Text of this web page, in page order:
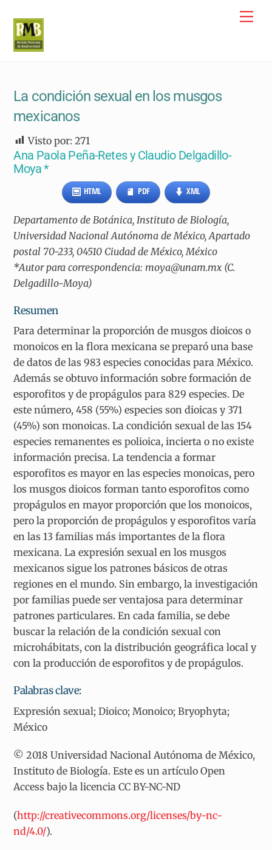
content
La condición sexual en los musgos
mexicanos
Visto por: 271
Ana Paola Peña-Retes y Claudio Delgadillo-
Moya *
HTML PDF XML
Departamento de Botánica, Instituto de Biología,
Universidad Nacional Autónoma de México, Apartado
postal 70-233, 04510 Ciudad de México, México
*Autor para correspondencia: moya@unam.mx (C.
Delgadillo-Moya)
Resumen
Para determinar la proporción de musgos dioicos o
monoicos en la flora mexicana se preparó una base
de datos de las 983 especies conocidas para México.
Además se obtuvo información sobre formación de
esporofitos y de propágulos para 829 especies. De
este número, 458 (55%) especies son dioicas y 371
(45%) son monoicas. La condición sexual de las 154
especies remanentes es polioica, incierta o no existe
información precisa. La tendencia a formar
esporofitos es mayor en las especies monoicas, pero
los musgos dioicos forman tanto esporofitos como
propágulos en mayor proporción que los monoicos,
pero la proporción de propágulos y esporofitos varía
en las 13 familias más importantes de la flora
mexicana. La expresión sexual en los musgos
mexicanos sigue los patrones básicos de otras
regiones en el mundo. Sin embargo, la investigación
por familias puede ser ventajosa para determinar
patrones particulares. En cada familia, se debe
buscar la relación de la condición sexual con
microhábitats, con la distribución geográfica local y
con la producción de esporofitos y de propágulos.
Palabras clave:
Expresión sexual; Dioico; Monoico; Bryophyta;
México
© 2018 Universidad Nacional Autónoma de México,
Instituto de Biología. Este es un artículo Open
Access bajo la licencia CC BY-NC-ND
(http://creativecommons.org/licenses/by-nc-
nd/4.0/).